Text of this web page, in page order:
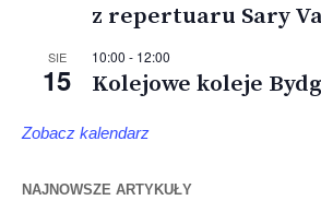
z repertuaru Sary
SIE
15
10:00 - 12:00
Kolejowe koleje
Zobacz kalendarz
NAJNOWSZE ARTYKUŁY